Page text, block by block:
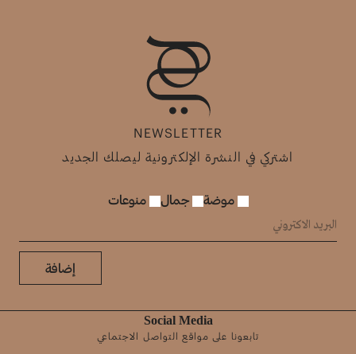
NEWSLETTER
اشتركي في النشرة الإلكترونية ليصلك الجديد
موضة جمال منوعات
إضافة
Social Media
تابعونا على مواقع التواصل الاجتماعي